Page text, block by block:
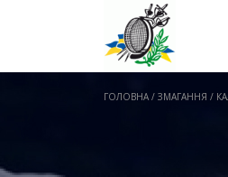
ГОЛОВНА / ЗМАГАННЯ /